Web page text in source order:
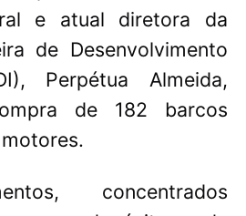
e atual diretora da
de Desenvolvimento
Perpétua Almeida,
de 182 barcos
concentrados